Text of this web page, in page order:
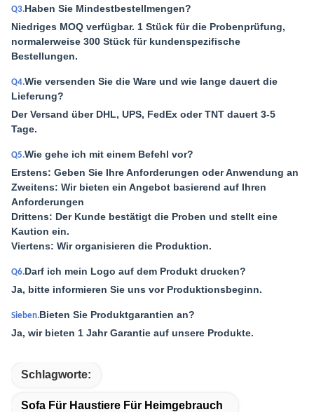
Q3.Haben Sie Mindestbestellmengen?
Niedriges MOQ verfügbar. 1 Stück für die Probenprüfung,
normalerweise 300 Stück für kundenspezifische
Bestellungen.
Q4.Wie versenden Sie die Ware und wie lange dauert die
Lieferung?
Der Versand über DHL, UPS, FedEx oder TNT dauert 3-5
Tage.
Q5.Wie gehe ich mit einem Befehl vor?
Erstens: Geben Sie Ihre Anforderungen oder Anwendung an
Zweitens: Wir bieten ein Angebot basierend auf Ihren
Anforderungen
Drittens: Der Kunde bestätigt die Proben und stellt eine
Kaution ein.
Viertens: Wir organisieren die Produktion.
Q6.Darf ich mein Logo auf dem Produkt drucken?
Ja, bitte informieren Sie uns vor Produktionsbeginn.
Sieben.Bieten Sie Produktgarantien an?
Ja, wir bieten 1 Jahr Garantie auf unsere Produkte.
Schlagworte:
Sofa Für Haustiere Für Heimgebrauch